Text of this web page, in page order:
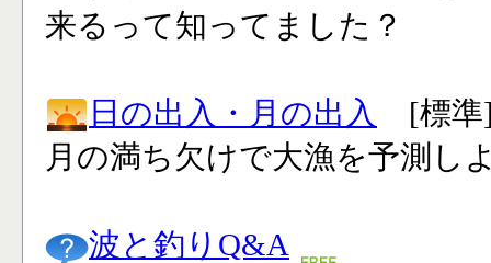
来るって知ってました？
日の出入・月の出入
[標準
月の満ち欠けで大漁を予測し
波と釣りQ&A